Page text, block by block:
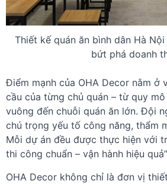
Thiết kế quán ăn bình dân Hà
bứt phá doanh
Điểm mạnh của OHA Decor nằm ở
cầu của từng chủ quán – từ quy
vuông đến chuỗi quán ăn lớn. Đội
chú trọng yếu tố công năng, thẩm
Mỗi dự án đều được thực hiện với
thi công chuẩn – vận hành hiệu
OHA Decor không chỉ là đơn vị